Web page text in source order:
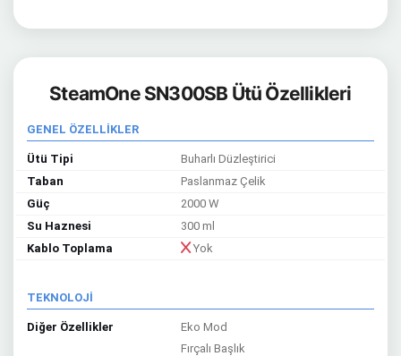
SteamOne SN300SB Ütü Özellikleri
GENEL ÖZELLİKLER
Ütü Tipi
Buharlı Düzleştirici
Taban
Paslanmaz Çelik
Güç
2000 W
Su Haznesi
300 ml
Kablo Toplama
Yok
TEKNOLOJİ
Diğer Özellikler
Eko Mod
Fırçalı Başlık